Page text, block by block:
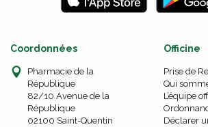
Coordonnées
Pharmacie de la
République
82/10 Avenue de la
République
02100 Saint-Quentin
Officine
Prise de
Qui
L’équipe
Déclarer